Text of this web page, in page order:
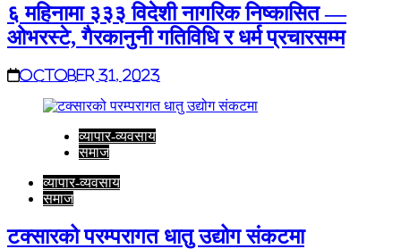
६ महिनामा ३३३ विदेशी नागरिक निष्कासित —
ओभरस्टे, गैरकानुनी गतिविधि र धर्म प्रचारसम्म
October 31, 2023
व्यापार-व्यवसाय
समाज
व्यापार-व्यवसाय
समाज
टक्सारको परम्परागत धातु उद्योग संकटमा